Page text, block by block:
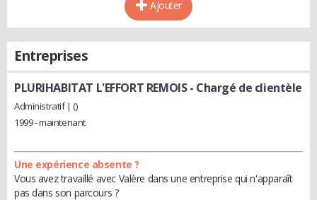
Ajouter
Entreprises
PLURIHABITAT L'EFFORT REMOIS- Chargé de clientèle
Administratif | ()
1999 - maintenant
Une expérience absente ?
Vous avez travaillé avec Valère dans une entreprise qui n'apparaît
pas dans son parcours ?